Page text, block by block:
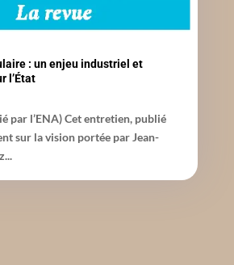
: un enjeu industriel et
l’État
par l’ENA) Cet entretien, publié
sur la vision portée par Jean-